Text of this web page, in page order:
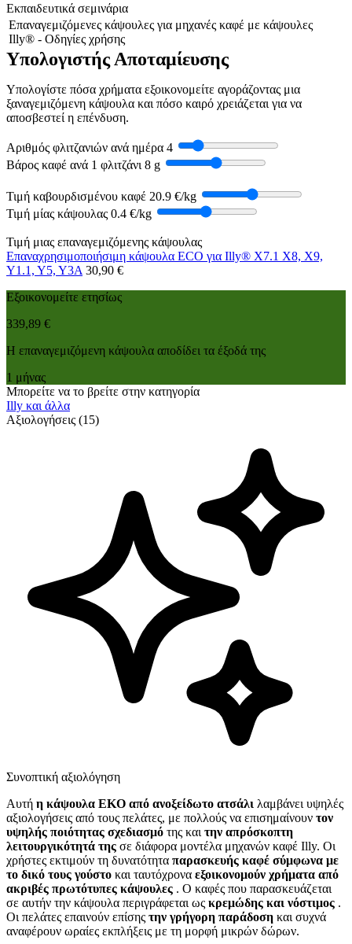
Εκπαιδευτικά σεμινάρια
Επαναγεμιζόμενες κάψουλες για μηχανές καφέ με κάψουλες
Illy® - Οδηγίες χρήσης
Υπολογιστής Αποταμίευσης
Υπολογίστε πόσα χρήματα εξοικονομείτε αγοράζοντας μια
ξαναγεμιζόμενη κάψουλα και πόσο καιρό χρειάζεται για να
αποσβεστεί η επένδυση.
Αριθμός φλιτζανιών ανά ημέρα 4
Βάρος καφέ ανά 1 φλιτζάνι 8 g
Τιμή καβουρδισμένου καφέ 20.9 €/kg
Τιμή μίας κάψουλας 0.4 €/kg
Τιμή μιας επαναγεμιζόμενης κάψουλας
Επαναχρησιμοποιήσιμη κάψουλα ECO για Illy® X7.1 X8, X9,
Y1.1, Y5, Y3A 30,90 €
Εξοικονομείτε ετησίως
339,89 €
Η επαναγεμιζόμενη κάψουλα αποδίδει τα έξοδά της
1 μήνας
Μπορείτε να το βρείτε στην κατηγορία
Illy και άλλα
Αξιολογήσεις (15)
Συνοπτική αξιολόγηση
Αυτή η κάψουλα EKO από ανοξείδωτο ατσάλι λαμβάνει υψηλές
αξιολογήσεις από τους πελάτες, με πολλούς να επισημαίνουν τον
υψηλής ποιότητας σχεδιασμό της και την απρόσκοπτη
λειτουργικότητά της σε διάφορα μοντέλα μηχανών καφέ Illy. Οι
χρήστες εκτιμούν τη δυνατότητα παρασκευής καφέ σύμφωνα με
το δικό τους γούστο και ταυτόχρονα εξοικονομούν χρήματα από
ακριβές πρωτότυπες κάψουλες . Ο καφές που παρασκευάζεται
σε αυτήν την κάψουλα περιγράφεται ως κρεμώδης και νόστιμος .
Οι πελάτες επαινούν επίσης την γρήγορη παράδοση και συχνά
αναφέρουν ωραίες εκπλήξεις με τη μορφή μικρών δώρων.